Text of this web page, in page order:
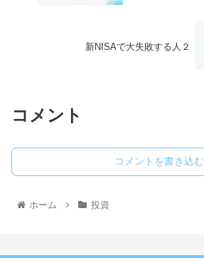
新NISAで大失敗する人２
コメント
コメントを書き込む
ホーム 投資